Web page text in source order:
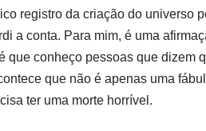
registro da criação do universo
a conta. Para mim, é uma
que conheço pessoas que dizem
que não é apenas uma
ter uma morte horrível.